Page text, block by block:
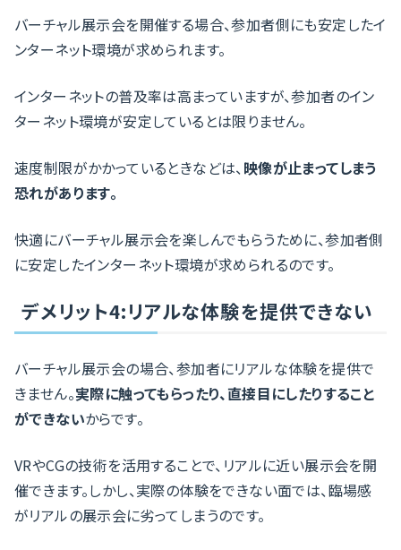
バーチャル展示会を開催する場合、参加者側にも安定したイ
ンターネット環境が求められます。
インターネットの普及率は高まっていますが、参加者のイン
ターネット環境が安定しているとは限りません。
速度制限がかかっているときなどは、映像が止まってしまう
恐れがあります。
快適にバーチャル展示会を楽しんでもらうために、参加者側
に安定したインターネット環境が求められるのです。
デメリット4:リアルな体験を提供できない
バーチャル展示会の場合、参加者にリアルな体験を提供で
きません。実際に触ってもらったり、直接目にしたりすること
ができないからです。
VRやCGの技術を活用することで、リアルに近い展示会を開
催できます。しかし、実際の体験をできない面では、臨場感
がリアルの展示会に劣ってしまうのです。